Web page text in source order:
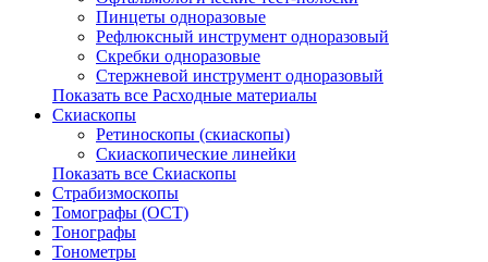
Пинцеты одноразовые
Рефлюксный инструмент одноразовый
Скребки одноразовые
Стержневой инструмент одноразовый
Показать все Расходные материалы
Скиаскопы
Ретиноскопы (скиаскопы)
Скиаскопические линейки
Показать все Скиаскопы
Страбизмоскопы
Томографы (OCT)
Тонографы
Тонометры